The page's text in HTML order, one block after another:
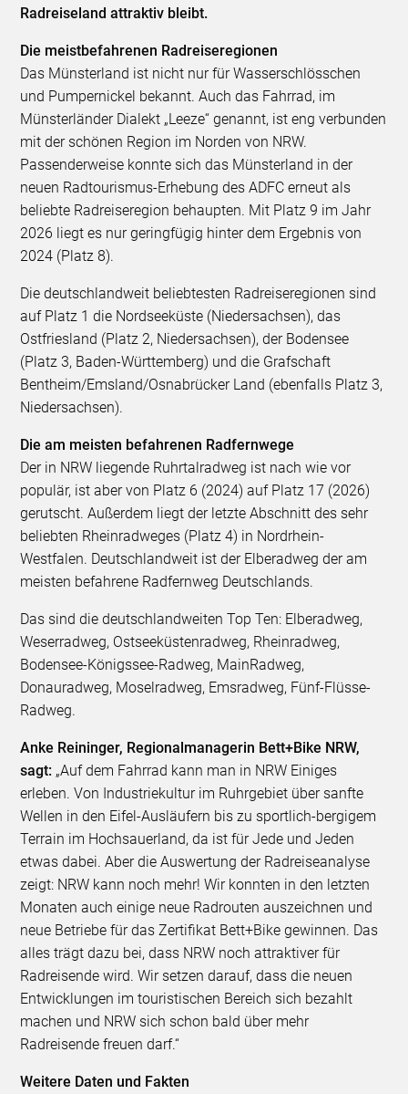
Radreiseland attraktiv bleibt.
Die meistbefahrenen Radreiseregionen
Das Münsterland ist nicht nur für Wasserschlösschen
und Pumpernickel bekannt. Auch das Fahrrad, im
Münsterländer Dialekt „Leeze“ genannt, ist eng verbunden
mit der schönen Region im Norden von NRW.
Passenderweise konnte sich das Münsterland in der
neuen Radtourismus-Erhebung des ADFC erneut als
beliebte Radreiseregion behaupten. Mit Platz 9 im Jahr
2026 liegt es nur geringfügig hinter dem Ergebnis von
2024 (Platz 8).
Die deutschlandweit beliebtesten Radreiseregionen sind
auf Platz 1 die Nordseeküste (Niedersachsen), das
Ostfriesland (Platz 2, Niedersachsen), der Bodensee
(Platz 3, Baden-Württemberg) und die Grafschaft
Bentheim/Emsland/Osnabrücker Land (ebenfalls Platz 3,
Niedersachsen).
Die am meisten befahrenen Radfernwege
Der in NRW liegende Ruhrtalradweg ist nach wie vor
populär, ist aber von Platz 6 (2024) auf Platz 17 (2026)
gerutscht. Außerdem liegt der letzte Abschnitt des sehr
beliebten Rheinradweges (Platz 4) in Nordrhein-
Westfalen. Deutschlandweit ist der Elberadweg der am
meisten befahrene Radfernweg Deutschlands.
Das sind die deutschlandweiten Top Ten: Elberadweg,
Weserradweg, Ostseeküstenradweg, Rheinradweg,
Bodensee-Königssee-Radweg, MainRadweg,
Donauradweg, Moselradweg, Emsradweg, Fünf-Flüsse-
Radweg.
Anke Reininger, Regionalmanagerin Bett+Bike NRW,
sagt: „Auf dem Fahrrad kann man in NRW Einiges
erleben. Von Industriekultur im Ruhrgebiet über sanfte
Wellen in den Eifel-Ausläufern bis zu sportlich-bergigem
Terrain im Hochsauerland, da ist für Jede und Jeden
etwas dabei. Aber die Auswertung der Radreiseanalyse
zeigt: NRW kann noch mehr! Wir konnten in den letzten
Monaten auch einige neue Radrouten auszeichnen und
neue Betriebe für das Zertifikat Bett+Bike gewinnen. Das
alles trägt dazu bei, dass NRW noch attraktiver für
Radreisende wird. Wir setzen darauf, dass die neuen
Entwicklungen im touristischen Bereich sich bezahlt
machen und NRW sich schon bald über mehr
Radreisende freuen darf.“
Weitere Daten und Fakten